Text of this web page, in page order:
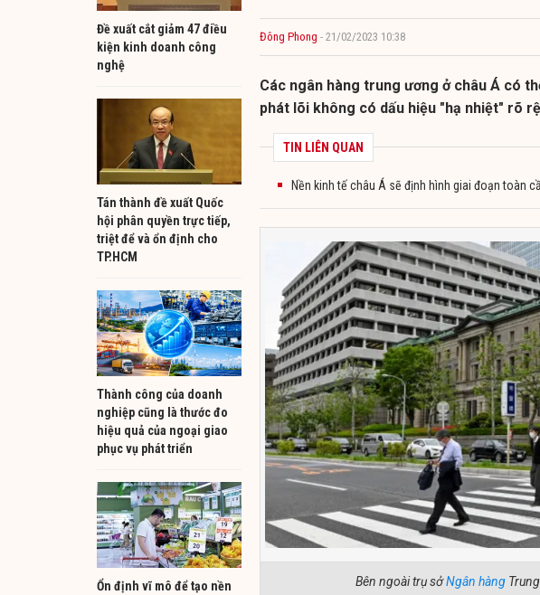
​Đề xuất cắt giảm 47 điều
kiện kinh doanh công
nghệ
Tán thành đề xuất Quốc
hội phân quyền trực tiếp,
triệt để và ổn định cho
TP.HCM
Thành công của doanh
nghiệp cũng là thước đo
hiệu quả của ngoại giao
phục vụ phát triển
Ổn định vĩ mô để tạo nền
Đông Phong - 21/02/2023 10:38
Các ngân hàng trung ương ở châu Á có
phát lõi không có dấu hiệu "hạ nhiệt" rõ
TIN LIÊN QUAN
Nền kinh tế châu Á sẽ định hình giai đoạn toàn
Bên ngoài trụ sởNgân hàng